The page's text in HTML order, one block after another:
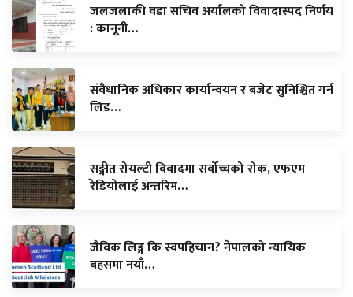
जलजलाकी वडा सचिव अर्यालको विवादास्पद निर्णय
: कानूनी…
संवैधानिक अधिकार कार्यान्वयन र बजेट सुनिश्चित गर्न
लिड…
सङ्गीत रोयल्टी विवादमा सर्वोच्चको रोक, एफएम
रेडियोलाई अन्तरिम…
जैविक लिङ्ग कि स्वपहिचान? नेपालको न्यायिक
बहसमा नयाँ…